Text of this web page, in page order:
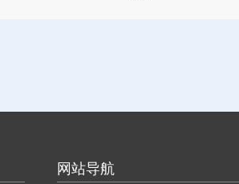
网站导航